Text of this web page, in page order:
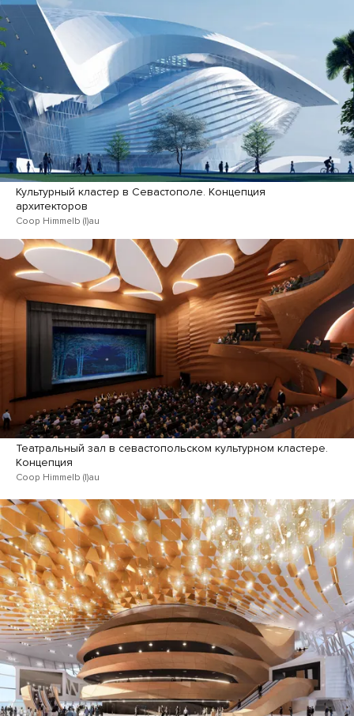
Культурный кластер в Севастополе. Концепция
архитекторов
Coop Himmelb (l)au
Театральный зал в севастопольском культурном кластере.
Концепция
Coop Himmelb (l)au